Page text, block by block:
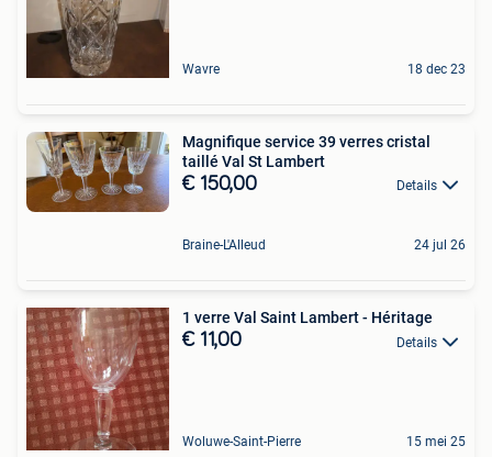
Wavre 18 dec 23
Magnifique service 39 verres cristal
taillé Val St Lambert
€ 150,00 Details
Braine-L'Alleud 24 jul 26
1 verre Val Saint Lambert - Héritage
€ 11,00 Details
Woluwe-Saint-Pierre 15 mei 25